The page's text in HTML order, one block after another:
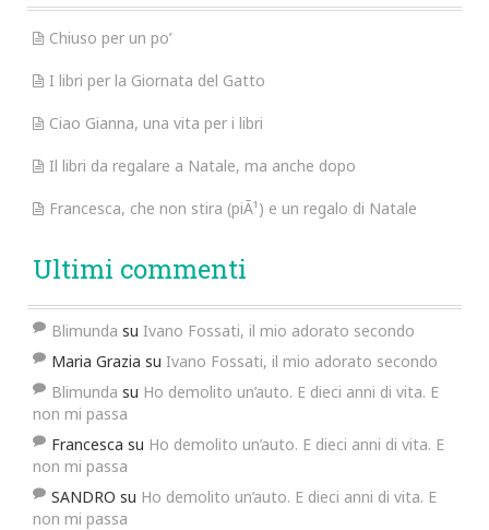
Chiuso per un po’
I libri per la Giornata del Gatto
Ciao Gianna, una vita per i libri
Il libri da regalare a Natale, ma anche dopo
Francesca, che non stira (piÃ¹) e un regalo di Natale
Ultimi commenti
Blimunda su Ivano Fossati, il mio adorato secondo
Maria Grazia su Ivano Fossati, il mio adorato secondo
Blimunda su Ho demolito un’auto. E dieci anni di vita. E
non mi passa
Francesca su Ho demolito un’auto. E dieci anni di vita. E
non mi passa
SANDRO su Ho demolito un’auto. E dieci anni di vita. E
non mi passa